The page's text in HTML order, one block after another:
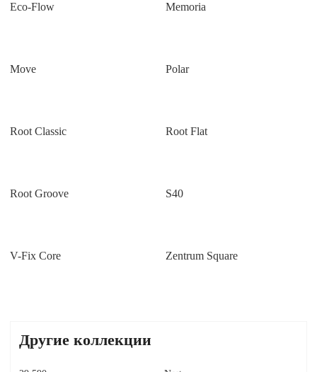
Eco-Flow Memoria
Move Polar
Root Classic Root Flat
Root Groove S40
V-Fix Core Zentrum Square
Другие коллекции